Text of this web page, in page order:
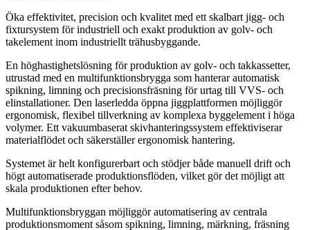
Öka effektivitet, precision och kvalitet med ett skalbart jigg- och
fixtursystem för industriell och exakt produktion av golv- och
takelement inom industriellt trähusbyggande.
En höghastighetslösning för produktion av golv- och takkassetter,
utrustad med en multifunktionsbrygga som hanterar automatisk
spikning, limning och precisionsfräsning för urtag till VVS- och
elinstallationer. Den laserledda öppna jiggplattformen möjliggör
ergonomisk, flexibel tillverkning av komplexa byggelement i höga
volymer. Ett vakuumbaserat skivhanteringssystem effektiviserar
materialflödet och säkerställer ergonomisk hantering.
Systemet är helt konfigurerbart och stödjer både manuell drift och
högt automatiserade produktionsflöden, vilket gör det möjligt att
skala produktionen efter behov.
Multifunktionsbryggan möjliggör automatisering av centrala
produktionsmoment såsom spikning, limning, märkning, fräsning